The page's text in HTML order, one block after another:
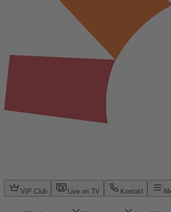
VIP Club Live im TV Kontakt